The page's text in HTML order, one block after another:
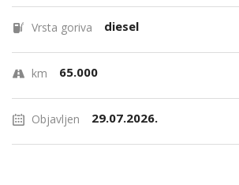
Vrsta goriva diesel
km 65.000
Objavljen 29.07.2026.